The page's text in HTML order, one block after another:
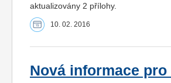
aktualizovány 2 přílohy.
10. 02. 2016
Nová informace